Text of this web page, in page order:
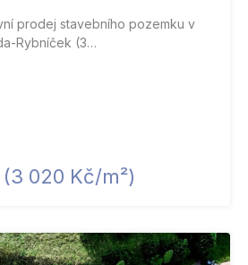
prodej stavebního pozemku v
Rybníček (3…
​0​2​0​ ​K​č​/​m​²​)​